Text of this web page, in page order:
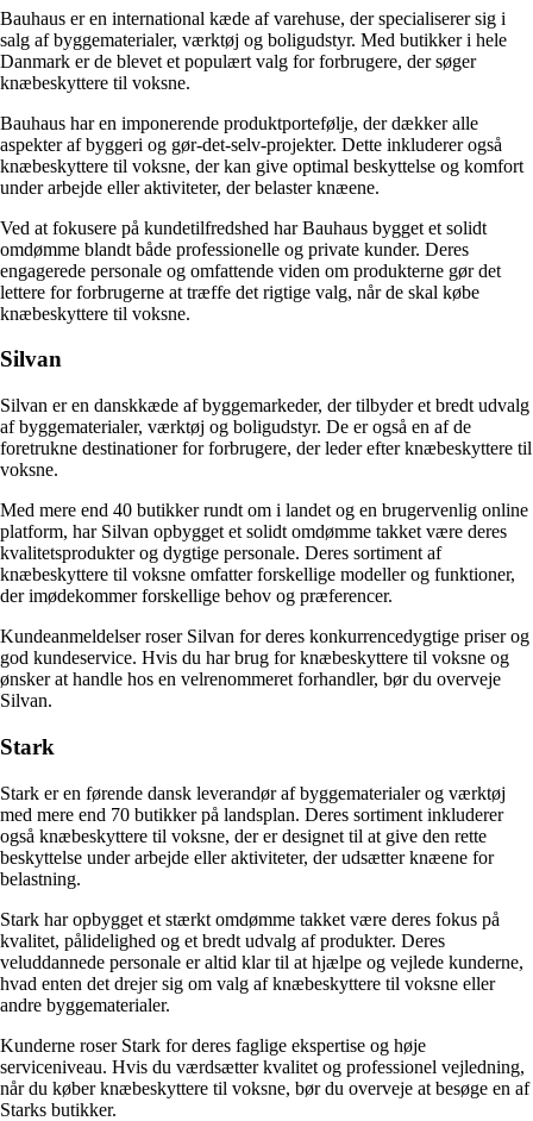
Bauhaus er en international kæde af varehuse, der specialiserer sig i
salg af byggematerialer, værktøj og boligudstyr. Med butikker i hele
Danmark er de blevet et populært valg for forbrugere, der søger
knæbeskyttere til voksne.
Bauhaus har en imponerende produktportefølje, der dækker alle
aspekter af byggeri og gør-det-selv-projekter. Dette inkluderer også
knæbeskyttere til voksne, der kan give optimal beskyttelse og komfort
under arbejde eller aktiviteter, der belaster knæene.
Ved at fokusere på kundetilfredshed har Bauhaus bygget et solidt
omdømme blandt både professionelle og private kunder. Deres
engagerede personale og omfattende viden om produkterne gør det
lettere for forbrugerne at træffe det rigtige valg, når de skal købe
knæbeskyttere til voksne.
Silvan
Silvan er en danskkæde af byggemarkeder, der tilbyder et bredt udvalg
af byggematerialer, værktøj og boligudstyr. De er også en af de
foretrukne destinationer for forbrugere, der leder efter knæbeskyttere til
voksne.
Med mere end 40 butikker rundt om i landet og en brugervenlig online
platform, har Silvan opbygget et solidt omdømme takket være deres
kvalitetsprodukter og dygtige personale. Deres sortiment af
knæbeskyttere til voksne omfatter forskellige modeller og funktioner,
der imødekommer forskellige behov og præferencer.
Kundeanmeldelser roser Silvan for deres konkurrencedygtige priser og
god kundeservice. Hvis du har brug for knæbeskyttere til voksne og
ønsker at handle hos en velrenommeret forhandler, bør du overveje
Silvan.
Stark
Stark er en førende dansk leverandør af byggematerialer og værktøj
med mere end 70 butikker på landsplan. Deres sortiment inkluderer
også knæbeskyttere til voksne, der er designet til at give den rette
beskyttelse under arbejde eller aktiviteter, der udsætter knæene for
belastning.
Stark har opbygget et stærkt omdømme takket være deres fokus på
kvalitet, pålidelighed og et bredt udvalg af produkter. Deres
veluddannede personale er altid klar til at hjælpe og vejlede kunderne,
hvad enten det drejer sig om valg af knæbeskyttere til voksne eller
andre byggematerialer.
Kunderne roser Stark for deres faglige ekspertise og høje
serviceniveau. Hvis du værdsætter kvalitet og professionel vejledning,
når du køber knæbeskyttere til voksne, bør du overveje at besøge en af
Starks butikker.